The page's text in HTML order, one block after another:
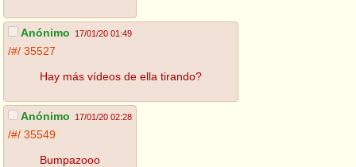
Anónimo 17/01/20 01:49
/#/ 35527
Hay más vídeos de ella tirando?
Anónimo 17/01/20 02:28
/#/ 35549
Bumpazooo